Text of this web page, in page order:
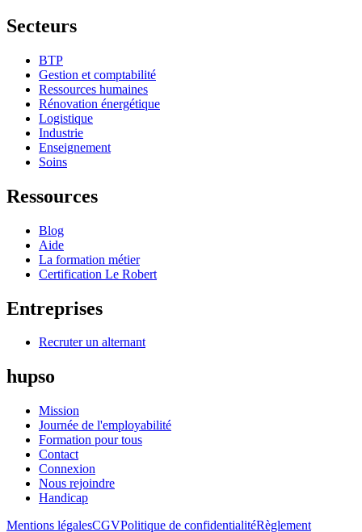
Secteurs
BTP
Gestion et comptabilité
Ressources humaines
Rénovation énergétique
Logistique
Industrie
Enseignement
Soins
Ressources
Blog
Aide
La formation métier
Certification Le Robert
Entreprises
Recruter un alternant
hupso
Mission
Journée de l'employabilité
Formation pour tous
Contact
Connexion
Nous rejoindre
Handicap
Mentions légalesCGVPolitique de confidentialitéRèglement